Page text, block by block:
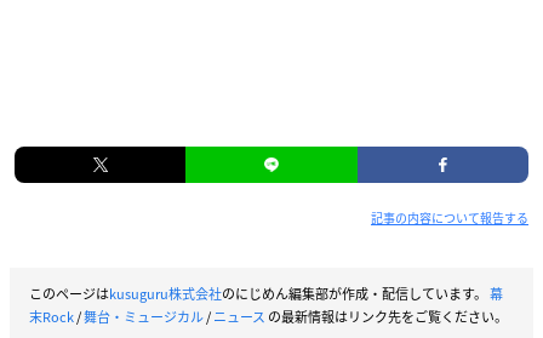
記事の内容について報告する
このページはkusuguru株式会社のにじめん編集部が作成・配信しています。 幕
末Rock/舞台・ミュージカル/ニュース の最新情報はリンク先をご覧ください。